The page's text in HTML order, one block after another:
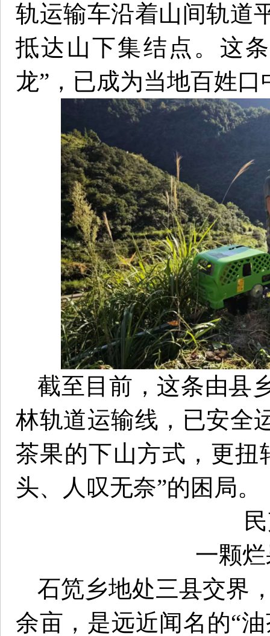
轨运输车沿着山间轨道
抵达山下集结点。这
龙”，已成为当地百姓
截至目前，这条由县
林轨道运输线，已安全
茶果的下山方式，更扭
头、人叹无奈”的困局。
一颗
石笕乡地处三县交界
余亩，是远近闻名的“